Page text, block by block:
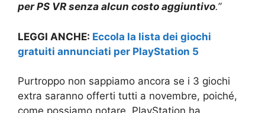
per PS VR senza alcun costo aggiuntivo.”
LEGGI ANCHE: Eccola la lista dei giochi
gratuiti annunciati per PlayStation 5
Purtroppo non sappiamo ancora se i 3 giochi
extra saranno offerti tutti a novembre, poiché,